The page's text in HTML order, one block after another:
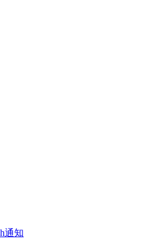
通知